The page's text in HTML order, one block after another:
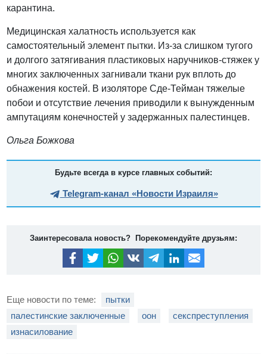
карантина.
Медицинская халатность используется как
самостоятельный элемент пытки. Из-за слишком тугого
и долгого затягивания пластиковых наручников-стяжек у
многих заключенных загнивали ткани рук вплоть до
обнажения костей. В изоляторе Сде-Тейман тяжелые
побои и отсутствие лечения приводили к вынужденным
ампутациям конечностей у задержанных палестинцев.
Ольга Божкова
Будьте всегда в курсе главных событий:
Telegram-канал «Новости Израиля»
Заинтересовала новость? Порекомендуйте друзьям:
Еще новости по теме:
пытки
палестинские заключенные
оон
секспреступления
изнасилование